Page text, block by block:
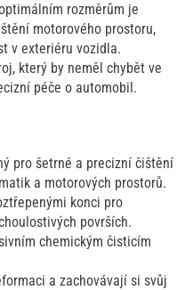
rozměrům je
motorového prostoru,
v exteriéru vozidla.
který by neměl chybět ve
péče o automobil.
pro šetrné a precizní čištění
a motorových prostorů.
konci pro
površích.
chemickým čisticím
a zachovávají si svůj